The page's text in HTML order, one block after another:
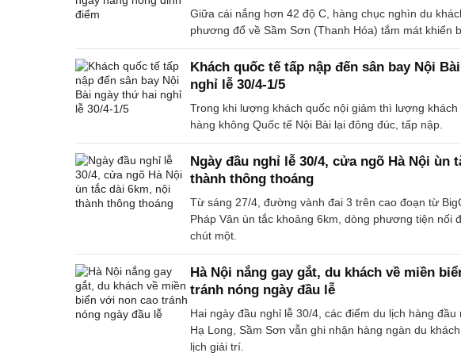
Giữa cái nắng hơn 42 độ C, hàng chục nghìn du
phương đổ về Sầm Sơn (Thanh Hóa) tắm mát khiến
Khách quốc tế tấp nập đến sân bay Nội
nghỉ lễ 30/4-1/5
Trong khi lượng khách quốc nội giảm thì lượng khách
hàng không Quốc tế Nội Bài lại đông đúc, tấp nập.
Ngày đầu nghỉ lễ 30/4, cửa ngõ Hà Nội ùn
thành thông thoáng
Từ sáng 27/4, đường vành đai 3 trên cao đoạn từ
Pháp Vân ùn tắc khoảng 6km, dòng phương tiện nối
chút một.
Hà Nội nắng gay gắt, du khách về miền
tránh nóng ngày đầu lễ
Hai ngày đầu nghỉ lễ 30/4, các điểm du lịch hàng đầu
Hạ Long, Sầm Sơn vẫn ghi nhận hàng ngàn du
lịch giải trí.